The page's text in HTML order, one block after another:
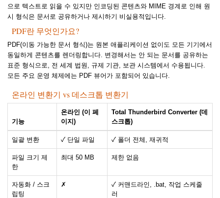
으로 텍스트로 읽을 수 있지만 인코딩된 콘텐츠와 MIME 경계로 인해 원
시 형식은 문서로 공유하거나 제시하기 비실용적입니다.
PDF란 무엇인가요?
PDF(이동 가능한 문서 형식)는 원본 애플리케이션 없이도 모든 기기에서
동일하게 콘텐츠를 렌더링합니다. 변경해서는 안 되는 문서를 공유하는
표준 형식으로, 전 세계 법원, 규제 기관, 보관 시스템에서 수용됩니다.
모든 주요 운영 체제에는 PDF 뷰어가 포함되어 있습니다.
온라인 변환기 vs 데스크톱 변환기
기능
온라인 (이 페
이지)
Total Thunderbird Converter (데
스크톱)
일괄 변환 ✓ 단일 파일 ✓ 폴더 전체, 재귀적
파일 크기 제
한
최대 50 MB 제한 없음
자동화 / 스크
립팅
✗
✓ 커맨드라인, .bat, 작업 스케줄
러